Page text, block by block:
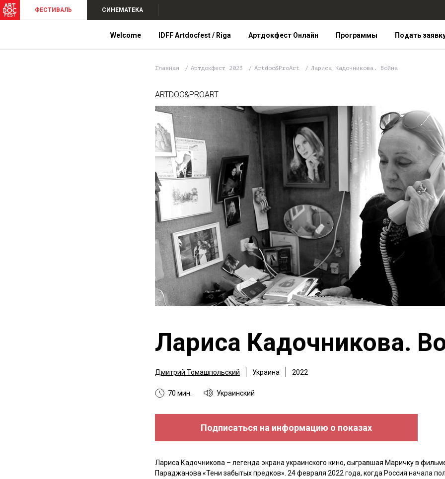
ФЕСТИВАЛЬ СИНЕМАТЕКА
Welcome IDFF Artdocfest / Riga Артдокфест Онлайн Программы Подать
Главная Артдокфест 2023 Artdoc&ProArt Лариса Кадочникова. Война
ARTDOC&PROART
Лариса Кадочникова.
Дмитрий Томашпольский Украина 2022
70 мин. Украинский
Подписаться на информацию о показах
Лариса Кадочникова – легенда экрана украинского кино, сыгравшая Маричку в
Параджанова «Тени забытых предков». 24 февраля 2022 года, когда Россия начала